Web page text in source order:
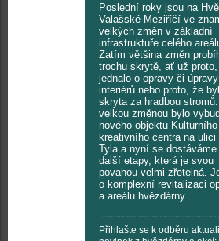
Poslední roky jsou na
Valašské Meziříčí ve
velkých změn v základní
infrastruktuře celého
Zatím většina změn
trochu skrytě, ať už
jednalo o opravy či úpravy
interiérů nebo proto, že
skryta za hradbou
velkou změnou bylo
nového objektu
kreativního centra na ulici
Tyla a nyní se dostáváme
další etapy, která je svou
povahou velmi zřetelná.
o komplexní revitalizaci
a areálu hvězdárny.
Přihlašte se k odběru